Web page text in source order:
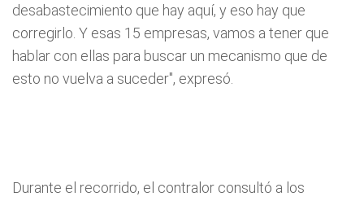
desabastecimiento que hay aquí, y eso hay que
corregirlo. Y esas 15 empresas, vamos a tener que
hablar con ellas para buscar un mecanismo que de
esto no vuelva a suceder", expresó.
Durante el recorrido, el contralor consultó a los